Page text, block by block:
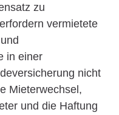
zu
vermietete
in einer
nicht
Mieterwechsel,
und die Haftung